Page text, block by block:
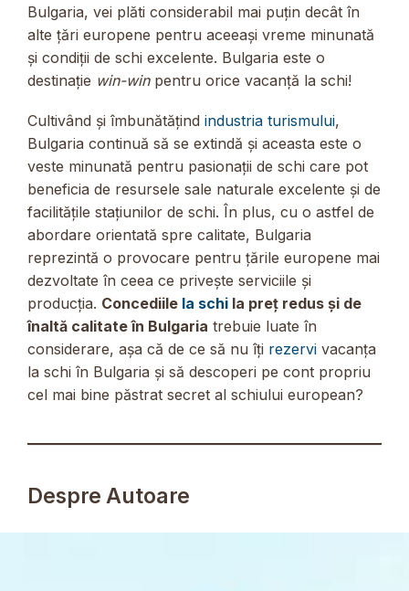
Bulgaria, vei plăti considerabil mai puțin decât în ​​
alte țări europene pentru aceeași vreme minunată
și condiții de schi excelente. Bulgaria este o
destinație win-winpentru orice vacanță la schi!
Cultivând și îmbunătățind industria turismului,
Bulgaria continuă să se extindă și aceasta este o
veste minunată pentru pasionații de schi care pot
beneficia de resursele sale naturale excelente și de
facilitățile stațiunilor de schi. În plus, cu o astfel de
abordare orientată spre calitate, Bulgaria
reprezintă o provocare pentru țările europene mai
dezvoltate în ceea ce privește serviciile și
producția. Concediile la schi la preț redus și de
înaltă calitate în Bulgaria trebuie luate în
considerare, așa că de ce să nu îți rezervi vacanța
la schi în Bulgaria și să descoperi pe cont propriu
cel mai bine păstrat secret al schiului european?
Despre Autoare